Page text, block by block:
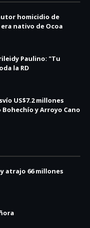
homicidio de
nativo de Ocoa
Paulino: "Tu
la RD
US$7.2 millones
y Arroyo Cano
atrajo 66 millones